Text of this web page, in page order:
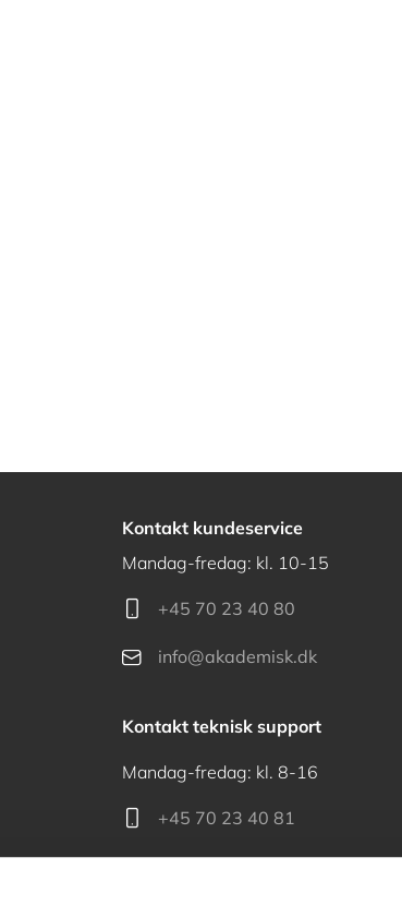
Kontakt kundeservice
Mandag-fredag: kl. 10-15
+45 70 23 40 80
info@akademisk.dk
Kontakt teknisk support
Mandag-fredag: kl. 8-16
+45 70 23 40 81